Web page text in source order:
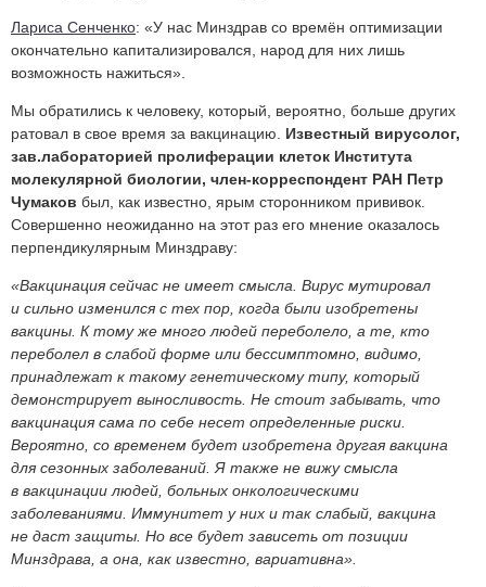
Лариса Сенченко: «У нас Минздрав со времён оптимизации
окончательно капитализировался, народ для них лишь
возможность нажиться».
Мы обратились к человеку, который, вероятно, больше других
ратовал в свое время за вакцинацию. Известный вирусолог,
зав.лабораторией пролиферации клеток Института
молекулярной биологии, член-корреспондент РАН Петр
Чумаков был, как известно, ярым сторонником прививок.
Совершенно неожиданно на этот раз его мнение оказалось
перпендикулярным Минздраву:
«Вакцинация сейчас не имеет смысла. Вирус мутировал
и сильно изменился с тех пор, когда были изобретены
вакцины. К тому же много людей переболело, а те, кто
переболел в слабой форме или бессимптомно, видимо,
принадлежат к такому генетическому типу, который
демонстрирует выносливость. Не стоит забывать, что
вакцинация сама по себе несет определенные риски.
Вероятно, со временем будет изобретена другая вакцина
для сезонных заболеваний. Я также не вижу смысла
в вакцинации людей, больных онкологическими
заболеваниями. Иммунитет у них и так слабый, вакцина
не даст защиты. Но все будет зависеть от позиции
Минздрава, а она, как известно, вариативна».